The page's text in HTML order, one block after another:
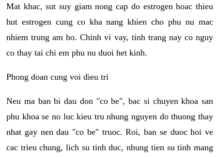
Mat khac, sut suy giam nong cap do estrogen hoac thieu
hut estrogen cung co kha nang khien cho phu nu mac
nhiem trung am ho. Chinh vi vay, tinh trang nay co nguy
co thay tai chi em phu nu duoi het kinh.
Phong doan cung voi dieu tri
Neu ma ban bi dau don "co be", bac si chuyen khoa san
phu khoa se no luc kieu tru nhung nguyen do thuong thay
nhat gay nen dau "co be" truoc. Roi, ban se duoc hoi ve
cac trieu chung, lich su tinh duc, nhung tien su tinh mang